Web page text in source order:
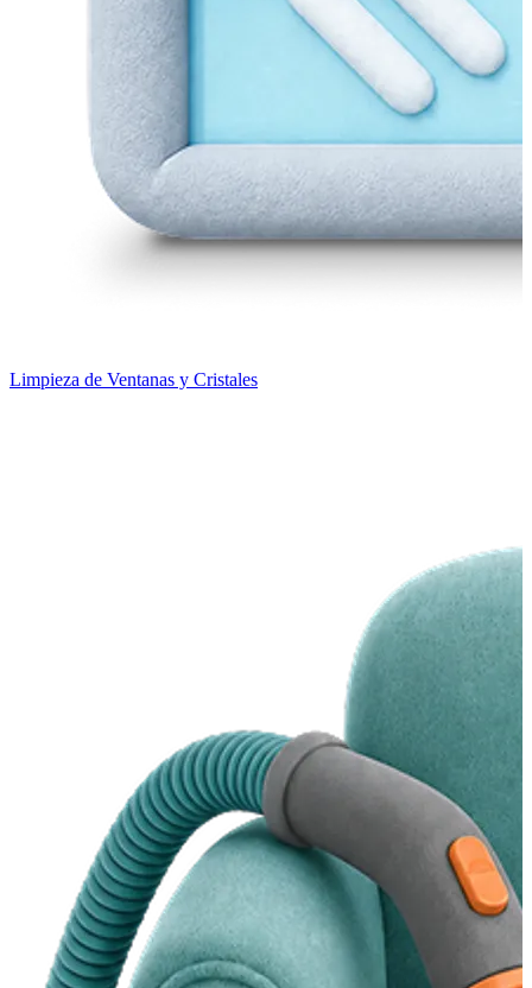
Limpieza de Ventanas y Cristales